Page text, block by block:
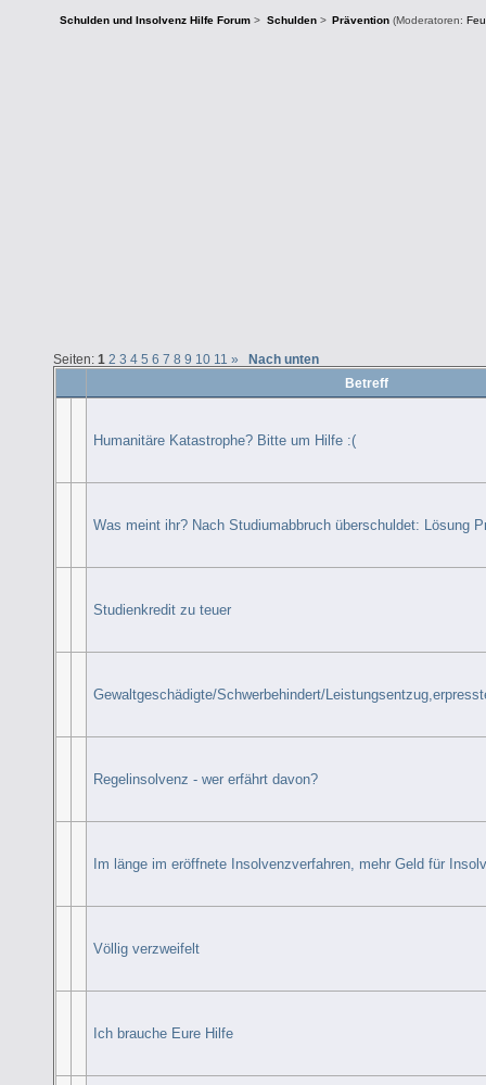
Schulden und Insolvenz Hilfe Forum > Schulden> Prävention(Moderatoren:
Seiten: 1 2 3 4 5 6 7 8 9 10 11 »
Nach unten
Betreff
Humanitäre Katastrophe? Bitte um Hilfe :(
Was meint ihr? Nach Studiumabbruch überschuldet: Lösung
Studienkredit zu teuer
Gewaltgeschädigte/Schwerbehindert/
Regelinsolvenz - wer erfährt davon?
Im länge im eröffnete Insolvenzverfahren, mehr Geld für
Völlig verzweifelt
Ich brauche Eure Hilfe